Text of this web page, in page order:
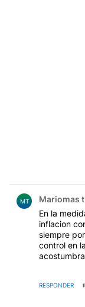
MT Mariomas
En la
inflacion
siempre
control en
gana
caros en el
a 450km
RESPONDER